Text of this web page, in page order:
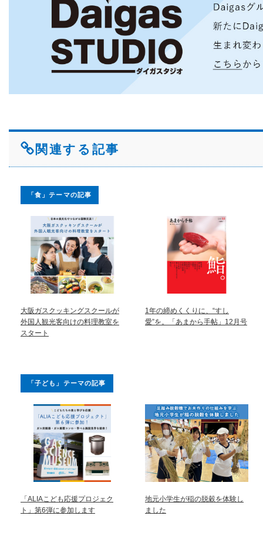
関連する記事
「食」テーマの記事
大阪ガスクッキングスクールが
外国人観光客向けの料理教室を
スタート
1年の締めくくりに、“すし
愛”を。「あまから手帖」12月号
「子ども」テーマの記事
「ALIAこども応援プロジェク
ト」第6弾に参加します
地元小学生が稲の脱穀を体験し
ました